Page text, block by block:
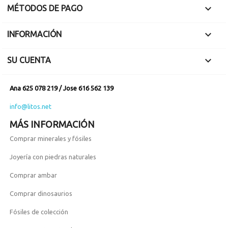
MÉTODOS DE PAGO 
INFORMACIÓN 
SU CUENTA 
Ana 625 078 219 / Jose 616 562 139
info@litos.net
MÁS INFORMACIÓN
Comprar minerales y fósiles
Joyería con piedras naturales
Comprar ambar
Comprar dinosaurios
Fósiles de colección